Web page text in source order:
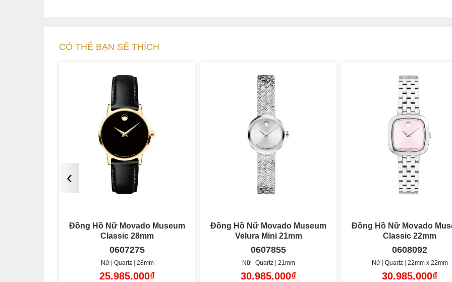
CÓ THỂ BẠN SẼ THÍCH
Đồng Hồ Nữ Movado Museum
Classic 28mm
0607275
Nữ Quartz 28mm
25.985.000₫
Đồng Hồ Nữ Movado Museum
Velura Mini 21mm
0607855
Nữ Quartz 21mm
30.985.000₫
Đồng Hồ Nữ Movado
Classic 22mm
0608092
Nữ Quartz 22mm x 22mm
30.985.000₫
‹